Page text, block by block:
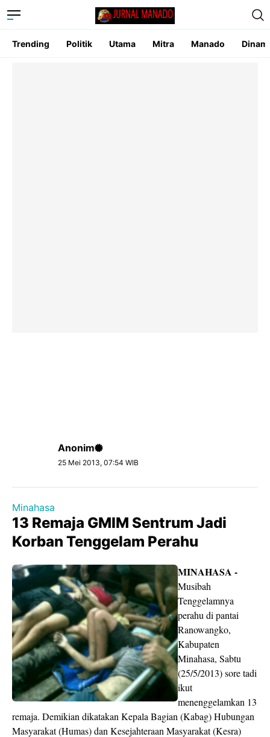
Trending Politik Utama Mitra Manado
Anonim
25 Mei 2013, 07:54 WIB
Minahasa
13 Remaja GMIM Sentrum Jadi
Korban Tenggelam Perahu
MINAHASA -
Musibah
Tenggelamnya
perahu di pantai
Ranowangko,
Kabupaten
Minahasa, Sabtu
(25/5/2013) sore tadi
ikut
menenggelamkan 13
remaja. Demikian dikatakan Kepala Bagian (Kabag) Hubungan
Masyarakat (Humas) dan Kesejahteraan Masyarakat (Kesra)